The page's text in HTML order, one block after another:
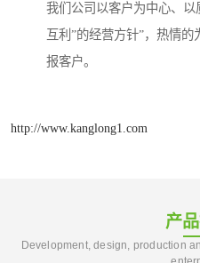
我们公司以客户为中心、
互利”的经营方针”，热情
报客户。
http://www.kanglong1.com
产
Development, design, production